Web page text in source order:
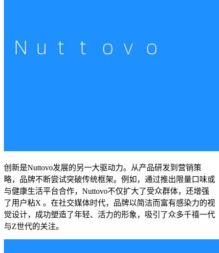
创新是Nuttovo发展的另一大驱动力。从产品研发到营销策
略，品牌不断尝试突破传统框架。例如，通过推出限量口味或
与健康生活平台合作，Nuttovo不仅扩大了受众群体，还增强
了用户粘X 。在社交媒体时代，品牌以简洁而富有感染力的视
觉设计，成功塑造了年轻、活力的形象，吸引了众多千禧一代
与Z世代的关注。